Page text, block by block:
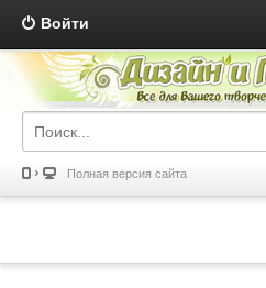
Войти
Полная версия сайта